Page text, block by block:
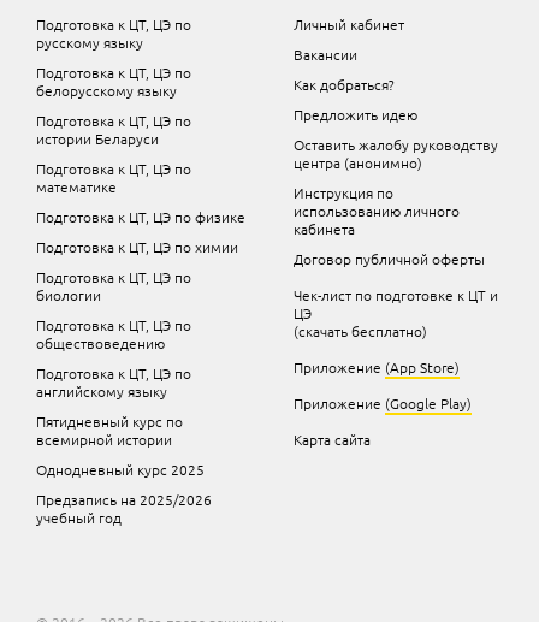
Подготовка к ЦТ, ЦЭ по
русскому языку
Подготовка к ЦТ, ЦЭ по
белорусскому языку
Подготовка к ЦТ, ЦЭ по
истории Беларуси
Подготовка к ЦТ, ЦЭ по
математике
Подготовка к ЦТ, ЦЭ по физике
Подготовка к ЦТ, ЦЭ по химии
Подготовка к ЦТ, ЦЭ по
биологии
Подготовка к ЦТ, ЦЭ по
обществоведению
Подготовка к ЦТ, ЦЭ по
английскому языку
Пятидневный курс по
всемирной истории
Однодневный курс 2025
Предзапись на 2025/2026
учебный год
Личный кабинет
Вакансии
Как добраться?
Предложить идею
Оставить жалобу руководству
центра (анонимно)
Инструкция по
использованию личного
кабинета
Договор публичной оферты
Чек-лист по подготовке к ЦТ и
ЦЭ
(скачать бесплатно)
Приложение (App Store)
Приложение (Google Play)
Карта сайта